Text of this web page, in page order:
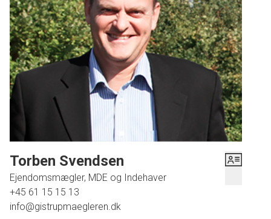
praktisk bryggers med vaskefaciliteter.
Udenfor kan I glæde jer til en stor, hyggelig have med flere
solrige terrasser. Heraf en med skøn overdækket terrasse.
Herude får I en skøn oase til de lune sommerdage, hvor I
ganske uforstyrret kan nyde solen hele dagen. Grunden på
700 m2 rummer også en lukket garage samt et skur med
opbevaringsmuligheder. Der er lagt nyt tag på boligen.
I Nøvling kan I se frem til et aktivt foreningsliv. Daginstitution
og skole er blot en tre minutters cykeltur væk, mens indkøb
kan klares i Gistrup, hvor gode stisystemer fører jer sikkert
på vej på under et kvarter. I nærheden har I også flere
smukke naturområder såsom Lundby Bakker, og så er der
kun 15 minutters køretur ind til Aalborg.
Torben Svendsen
Ejendomsmægler, MDE og Indehaver
+45 61 15 15 13
info@gistrupmaegleren.dk